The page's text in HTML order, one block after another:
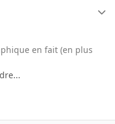
en fait (en plus